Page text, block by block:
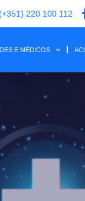
220 100 112
E MÉDICOS